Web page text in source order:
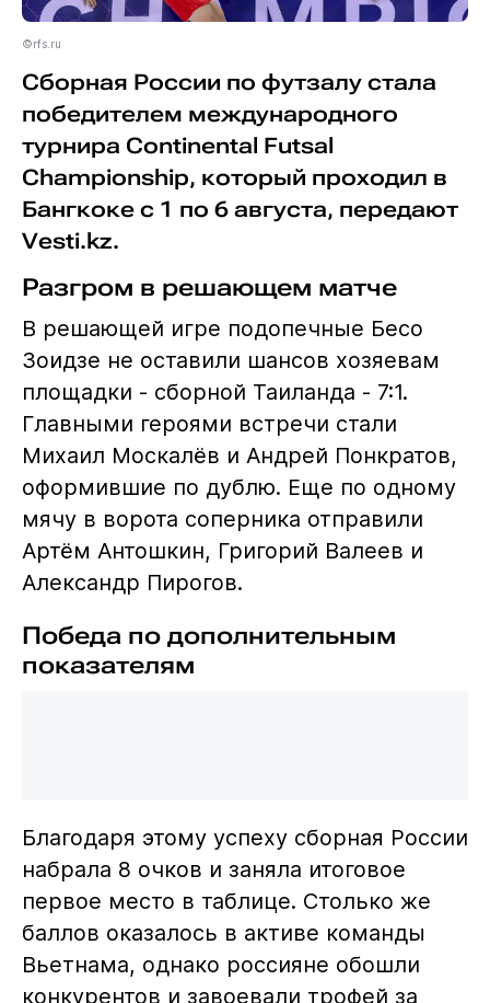
©rfs.ru
Сборная России по футзалу стала
победителем международного
турнира Continental Futsal
Championship, который проходил в
Бангкоке с 1 по 6 августа, передают
Vesti.kz.
Разгром в решающем матче
В решающей игре подопечные Бесо
Зоидзе не оставили шансов хозяевам
площадки - сборной Таиланда - 7:1.
Главными героями встречи стали
Михаил Москалёв и Андрей Понкратов,
оформившие по дублю. Еще по одному
мячу в ворота соперника отправили
Артём Антошкин, Григорий Валеев и
Александр Пирогов.
Победа по дополнительным
показателям
Благодаря этому успеху сборная России
набрала 8 очков и заняла итоговое
первое место в таблице. Столько же
баллов оказалось в активе команды
Вьетнама, однако россияне обошли
конкурентов и завоевали трофей за